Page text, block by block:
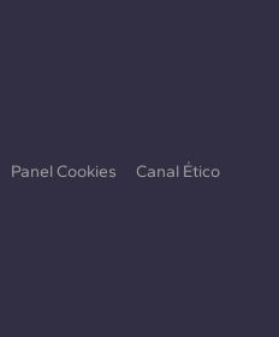
Panel Cookies Canal Ético